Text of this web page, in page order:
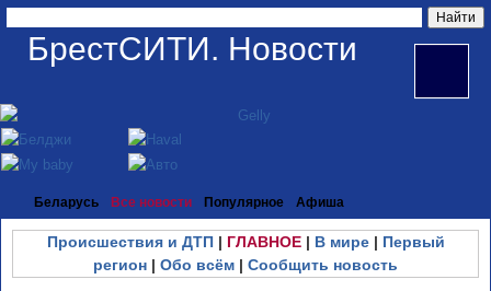
БрестСИТИ. Новости
Беларусь Все новости Популярное Афиша
Происшествия и ДТП| ГЛАВНОЕ| В мире| Первый
регион | Обо всём | Сообщить новость